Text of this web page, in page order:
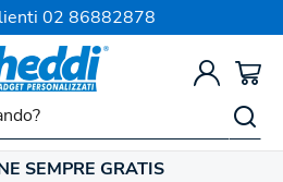
02 86882878
SEMPRE GRATIS